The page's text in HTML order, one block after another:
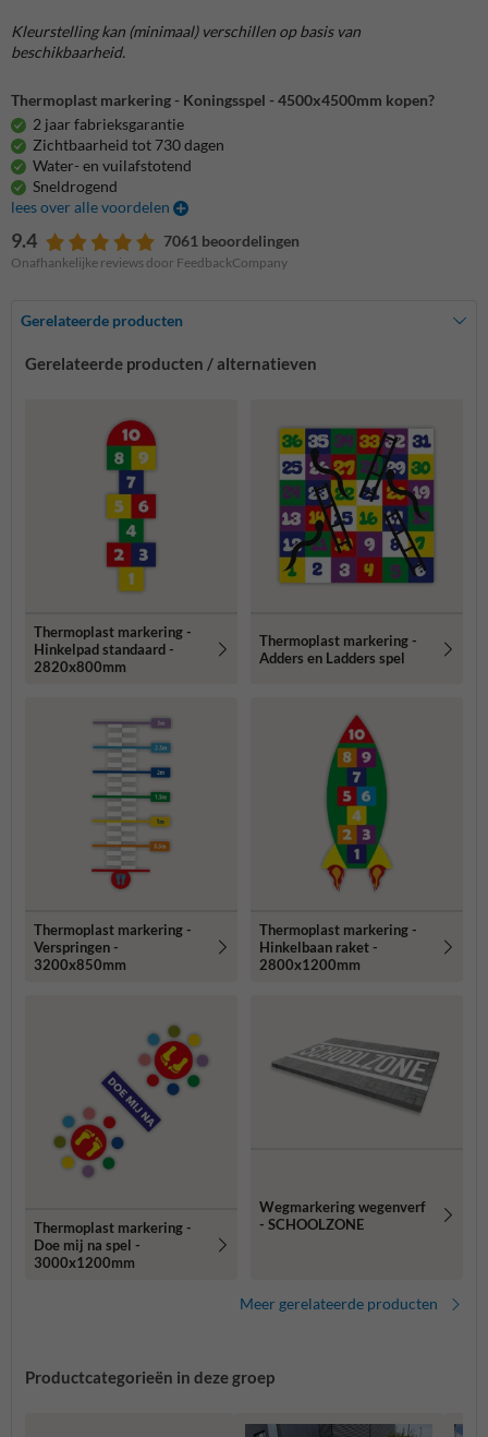
Kleurstelling kan (minimaal) verschillen op basis van
beschikbaarheid.
Thermoplast markering - Koningsspel - 4500x4500mm kopen?
2 jaar fabrieksgarantie
Zichtbaarheid tot 730 dagen
Water- en vuilafstotend
Sneldrogend
lees over alle voordelen
9.4 7061 beoordelingen
Onafhankelijke reviews door FeedbackCompany
Gerelateerde producten
Gerelateerde producten / alternatieven
Thermoplast markering -
Hinkelpad standaard -
2820x800mm
Thermoplast markering -
Adders en Ladders spel
Thermoplast markering -
Verspringen -
3200x850mm
Thermoplast markering -
Hinkelbaan raket -
2800x1200mm
Thermoplast markering -
Doe mij na spel -
3000x1200mm
Wegmarkering wegenverf
- SCHOOLZONE
Meer gerelateerde producten
Productcategorieën in deze groep